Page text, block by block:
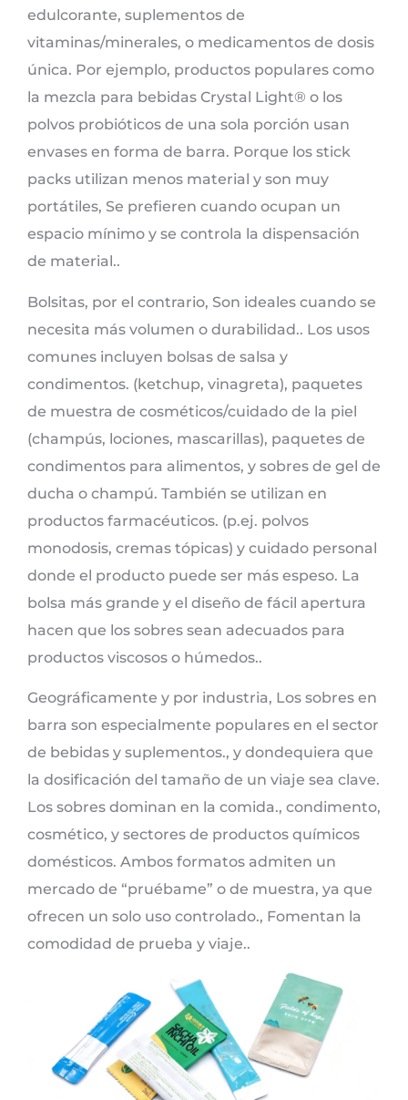
edulcorante, suplementos de
vitaminas/minerales, o medicamentos de dosis
única. Por ejemplo, productos populares como
la mezcla para bebidas Crystal Light® o los
polvos probióticos de una sola porción usan
envases en forma de barra. Porque los stick
packs utilizan menos material y son muy
portátiles, Se prefieren cuando ocupan un
espacio mínimo y se controla la dispensación
de material..
Bolsitas, por el contrario, Son ideales cuando se
necesita más volumen o durabilidad.. Los usos
comunes incluyen bolsas de salsa y
condimentos. (ketchup, vinagreta), paquetes
de muestra de cosméticos/cuidado de la piel
(champús, lociones, mascarillas), paquetes de
condimentos para alimentos, y sobres de gel de
ducha o champú. También se utilizan en
productos farmacéuticos. (p.ej. polvos
monodosis, cremas tópicas) y cuidado personal
donde el producto puede ser más espeso. La
bolsa más grande y el diseño de fácil apertura
hacen que los sobres sean adecuados para
productos viscosos o húmedos..
Geográficamente y por industria, Los sobres en
barra son especialmente populares en el sector
de bebidas y suplementos., y dondequiera que
la dosificación del tamaño de un viaje sea clave.
Los sobres dominan en la comida., condimento,
cosmético, y sectores de productos químicos
domésticos. Ambos formatos admiten un
mercado de “pruébame” o de muestra, ya que
ofrecen un solo uso controlado., Fomentan la
comodidad de prueba y viaje..